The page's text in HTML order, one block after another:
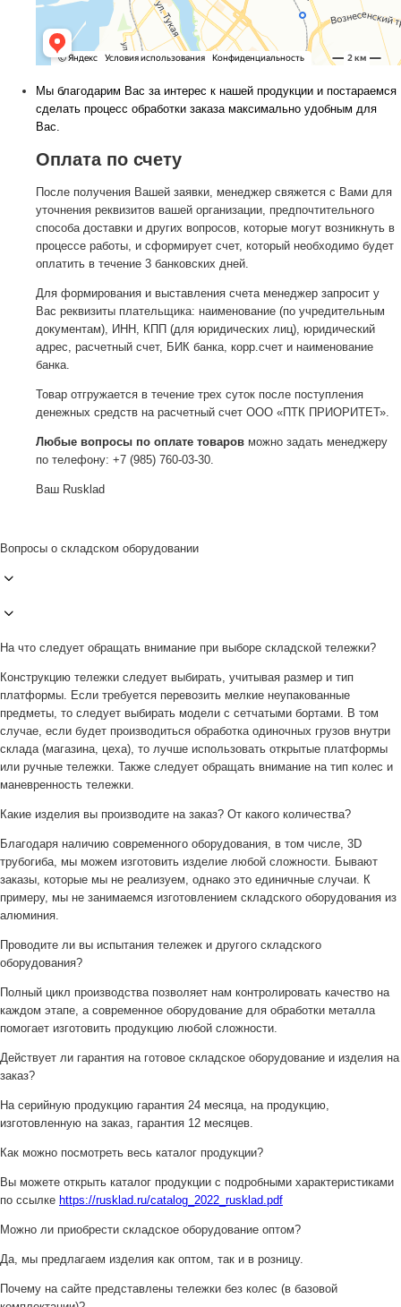
Мы благодарим Вас за интерес к нашей продукции и постараемся
сделать процесс обработки заказа максимально удобным для
Вас.
Оплата по счету
После получения Вашей заявки, менеджер свяжется с Вами для
уточнения реквизитов вашей организации, предпочтительного
способа доставки и других вопросов, которые могут возникнуть в
процессе работы, и сформирует счет, который необходимо будет
оплатить в течение 3 банковских дней.
Для формирования и выставления счета менеджер запросит у
Вас реквизиты плательщика: наименование (по учредительным
документам), ИНН, КПП (для юридических лиц), юридический
адрес, расчетный счет, БИК банка, корр.счет и наименование
банка.
Товар отгружается в течение трех суток после поступления
денежных средств на расчетный счет ООО «ПТК ПРИОРИТЕТ».
Любые вопросы по оплате товаров можно задать менеджеру
по телефону: +7 (985) 760-03-30.
Ваш Rusklad
Вопросы о складском оборудовании
На что следует обращать внимание при выборе складской тележки?
Конструкцию тележки следует выбирать, учитывая размер и тип
платформы. Если требуется перевозить мелкие неупакованные
предметы, то следует выбирать модели с сетчатыми бортами. В том
случае, если будет производиться обработка одиночных грузов внутри
склада (магазина, цеха), то лучше использовать открытые платформы
или ручные тележки. Также следует обращать внимание на тип колес и
маневренность тележки.
Какие изделия вы производите на заказ? От какого количества?
Благодаря наличию современного оборудования, в том числе, 3D
трубогиба, мы можем изготовить изделие любой сложности. Бывают
заказы, которые мы не реализуем, однако это единичные случаи. К
примеру, мы не занимаемся изготовлением складского оборудования из
алюминия.
Проводите ли вы испытания тележек и другого складского
оборудования?
Полный цикл производства позволяет нам контролировать качество на
каждом этапе, а современное оборудование для обработки металла
помогает изготовить продукцию любой сложности.
Действует ли гарантия на готовое складское оборудование и изделия на
заказ?
На серийную продукцию гарантия 24 месяца, на продукцию,
изготовленную на заказ, гарантия 12 месяцев.
Как можно посмотреть весь каталог продукции?
Вы можете открыть каталог продукции с подробными характеристиками
по ссылке https://rusklad.ru/catalog_2022_rusklad.pdf
Можно ли приобрести складское оборудование оптом?
Да, мы предлагаем изделия как оптом, так и в розницу.
Почему на сайте представлены тележки без колес (в базовой